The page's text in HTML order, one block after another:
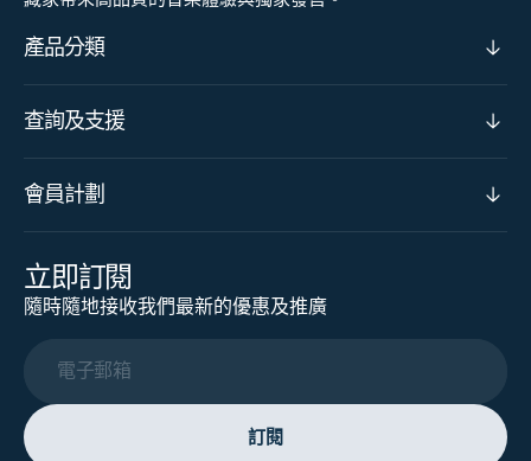
產品分類
查詢及支援
會員計劃
立即訂閱
隨時隨地接收我們最新的優惠及推廣
電子郵箱
訂閱